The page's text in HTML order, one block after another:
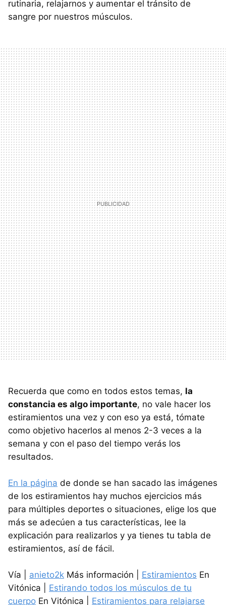
rutinaria, relajarnos y aumentar el tránsito de
sangre por nuestros músculos.
Recuerda que como en todos estos temas, la
constancia es algo importante, no vale hacer los
estiramientos una vez y con eso ya está, tómate
como objetivo hacerlos al menos 2-3 veces a la
semana y con el paso del tiempo verás los
resultados.
En la página de donde se han sacado las imágenes
de los estiramientos hay muchos ejercicios más
para múltiples deportes o situaciones, elige los que
más se adecúen a tus características, lee la
explicación para realizarlos y ya tienes tu tabla de
estiramientos, así de fácil.
Vía | anieto2k Más información | Estiramientos En
Vitónica | Estirando todos los músculos de tu
cuerpo En Vitónica | Estiramientos para relajarse